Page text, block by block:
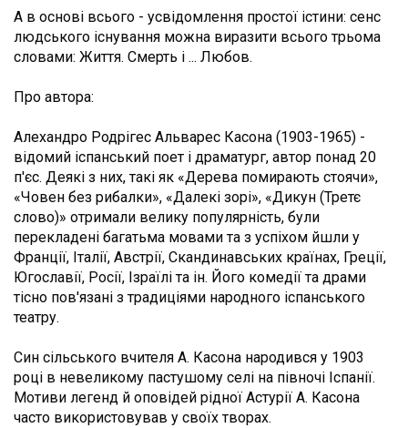
А в основі всього - усвідомлення простої істини: сенс
людського існування можна виразити всього трьома
словами: Життя. Смерть і ... Любов.
Про автора:
Алехандро Родрігес Альварес Касона (1903-1965) -
відомий іспанський поет і драматург, автор понад 20
п'єс. Деякі з них, такі як «Дерева помирають стоячи»,
«Човен без рибалки», «Далекі зорі», «Дикун (Третє
слово)» отримали велику популярність, були
перекладені багатьма мовами та з успіхом йшли у
Франції, Італії, Австрії, Скандинавських країнах, Греції,
Югославії, Росії, Ізраїлі та ін. Його комедії та драми
тісно пов'язані з традиціями народного іспанського
театру.
Син сільського вчителя А. Касона народився у 1903
році в невеликому пастушому селі на півночі Іспанії.
Мотиви легенд й оповідей рідної Астурії А. Касона
часто використовував у своїх творах.